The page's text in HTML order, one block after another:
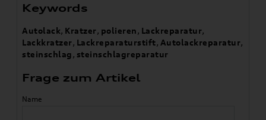
Keywords
Autolack, Kratzer, polieren, Lackreparatur,
Lackkratzer, Lackreparaturstift, Autolackreparatur,
steinschlag, steinschlagreparatur
Frage zum Artikel
Name